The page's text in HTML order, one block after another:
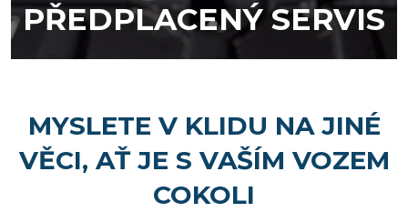
PŘEDPLACENÝ SERVIS
MYSLETE V KLIDU NA JINÉ
VĚCI, AŤ JE S VAŠÍM VOZEM
COKOLI